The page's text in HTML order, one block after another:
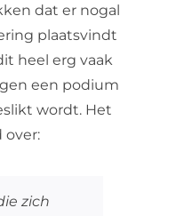
dat er nogal
plaatsvindt
heel erg vaak
een podium
wordt. Het
over:
zich